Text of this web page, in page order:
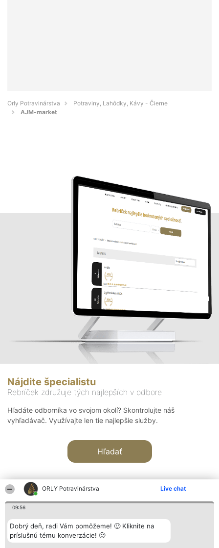
ORLY Potravinárstva Live chat
09:56
Dobrý deň, radi Vám pomôžeme! 🙂 Kliknite na
príslušnú tému konverzácie! 🙂
Orly Potravinárstva
Potraviny, Lahôdky, Kávy - Čierne
AJM-market
Nájdite špecialistu
Rebríček združuje tých najlepších v odbore
Hľadáte odborníka vo svojom okolí? Skontrolujte náš
vyhľadávač. Využívajte len tie najlepšie služby.
Hľadať
Organizátor hodnotenia
Bright Side Solutions sp. z o.
o. sp. k.
Hodnotenie
Laureáti
Lista
Kontakt
Kontakt